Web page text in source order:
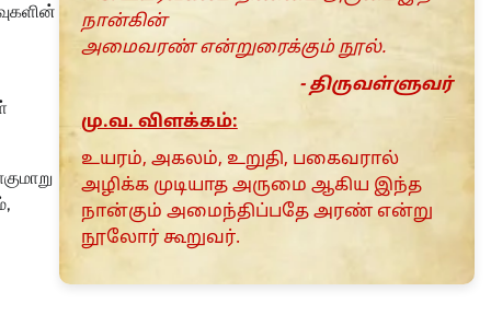
நான்கின்
அமைவரண் என்றுரைக்கும் நூல்.
- திருவள்ளுவர்
மு.வ. விளக்கம்:
உயரம், அகலம், உறுதி, பகைவரால்
அழிக்க முடியாத அருமை ஆகிய இந்த
நான்கும் அமைந்திப்பதே அரண் என்று
நூலோர் கூறுவர்.